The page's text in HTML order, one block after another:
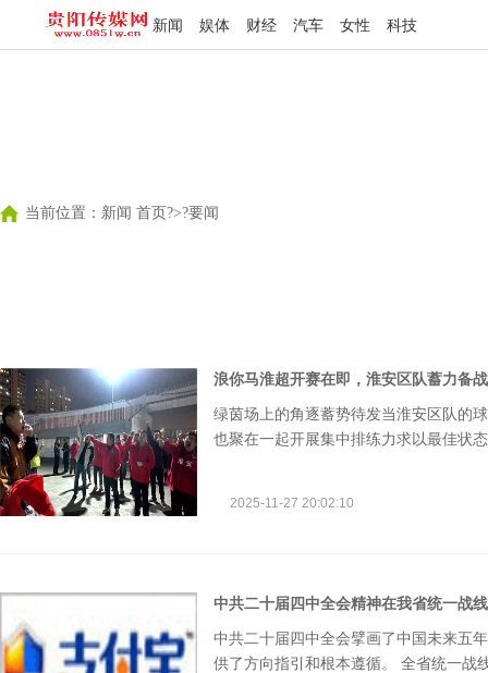
新闻 娱体 财经 汽车 女性 科技
当前位置： 新闻 首页 ?>?要闻
浪你马淮超开赛在即，淮安区队蓄力备战
绿茵场上的角逐蓄势待发当淮安区队的
也聚在一起开展集中排练力求以最佳状
2025-11-27 20:02:10
中共二十届四中全会精神在我省统一战
中共二十届四中全会擘画了中国未来五
供了方向指引和根本遵循。 全省统一战